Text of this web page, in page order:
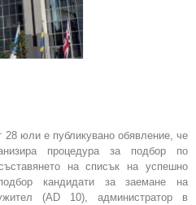
юли е публикувано обявление, че
процедура за подбор по
на списък на успешно
кандидати за заемане на
(AD 10), администратор в